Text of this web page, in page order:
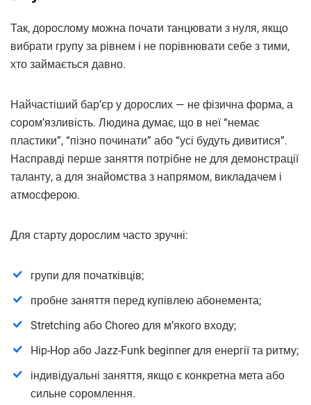
Так, дорослому можна почати танцювати з нуля, якщо
вибрати групу за рівнем і не порівнювати себе з тими,
хто займається давно.
Найчастіший бар’єр у дорослих — не фізична форма, а
сором’язливість. Людина думає, що в неї “немає
пластики”, “пізно починати” або “усі будуть дивитися”.
Насправді перше заняття потрібне не для демонстрації
таланту, а для знайомства з напрямом, викладачем і
атмосферою.
Для старту дорослим часто зручні:
групи для початківців;
пробне заняття перед купівлею абонемента;
Stretching або Choreo для м’якого входу;
Hip-Hop або Jazz-Funk beginner для енергії та ритму;
індивідуальні заняття, якщо є конкретна мета або
сильне соромлення.